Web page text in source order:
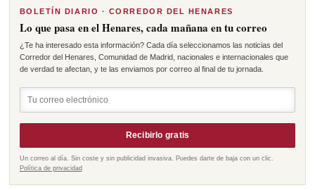
BOLETÍN DIARIO · CORREDOR DEL HENARES
Lo que pasa en el Henares, cada mañana en tu correo
¿Te ha interesado esta información? Cada día seleccionamos las noticias del
Corredor del Henares, Comunidad de Madrid, nacionales e internacionales que
de verdad te afectan, y te las enviamos por correo al final de tu jornada.
Recibirlo gratis
Un correo al día. Sin coste y sin publicidad invasiva. Puedes darte de baja con un clic.
Política de privacidad